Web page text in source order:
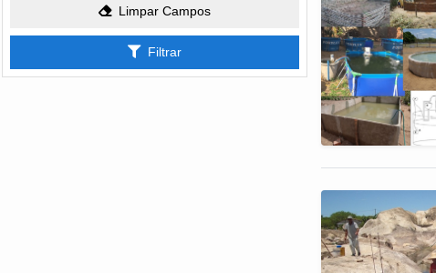
Limpar Campos
Filtrar